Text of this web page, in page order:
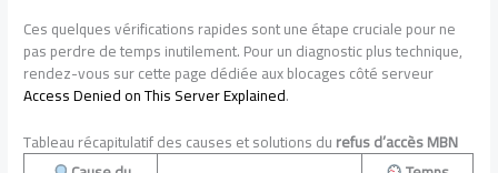
Ces quelques vérifications rapides sont une étape cruciale pour ne
pas perdre de temps inutilement. Pour un diagnostic plus technique,
rendez-vous sur cette page dédiée aux blocages côté serveur
Access Denied on This Server Explained.
Tableau récapitulatif des causes et solutions durefus d’accès MBN